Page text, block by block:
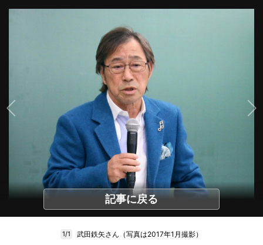
記事に戻る
1/1 武田鉄矢さん（写真は2017年1月撮影）